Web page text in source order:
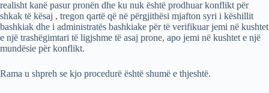
realisht kanë pasur pronën dhe ku nuk është prodhuar konflikt për
shkak të kësaj , tregon qartë që në përgjithësi mjafton syri i këshillit
bashkiak dhe i administratës bashkiake për të verifikuar jemi në kushtet
e një trashëgimtari të ligjshme të asaj prone, apo jemi në kushtet e një
mundësie për konflikt.
Rama u shpreh se kjo procedurë është shumë e thjeshtë.